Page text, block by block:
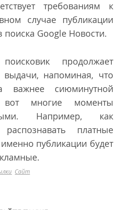
требованиям к
случае публикации
поиска Google Новости.
продолжает
выдачи, напоминая, что
важнее сиюминутной
многие моменты
Например, как
платные
публикации будет
Сайт